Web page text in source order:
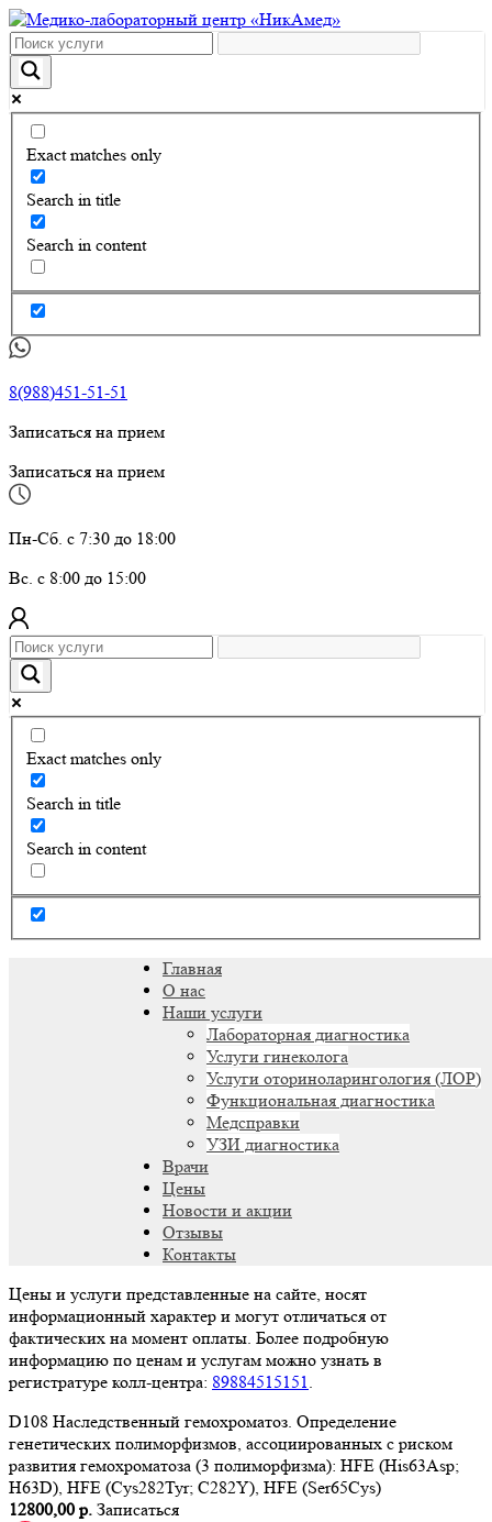
Exact matches only
Search in title
Search in content
8(988)451-51-51
Записаться на прием
Записаться на прием
Пн-Сб. с 7:30 до 18:00
Вс. с 8:00 до 15:00
Exact matches only
Search in title
Search in content
Главная
О нас
Наши услуги
Лабораторная диагностика
Услуги гинеколога
Услуги оториноларингология (ЛОР)
Функциональная диагностика
Медсправки
УЗИ диагностика
Врачи
Цены
Новости и акции
Отзывы
Контакты
Цены и услуги представленные на сайте, носят
информационный характер и могут отличаться от
фактических на момент оплаты. Более подробную
информацию по ценам и услугам можно узнать в
регистратуре колл-центра: 89884515151.
D108 Наследственный гемохроматоз. Определение
генетических полиморфизмов, ассоциированных с риском
развития гемохроматоза (3 полиморфизма): HFE (His63Asp;
H63D), HFE (Cys282Tyr; C282Y), HFE (Ser65Cys)
12800,00 р. Записаться